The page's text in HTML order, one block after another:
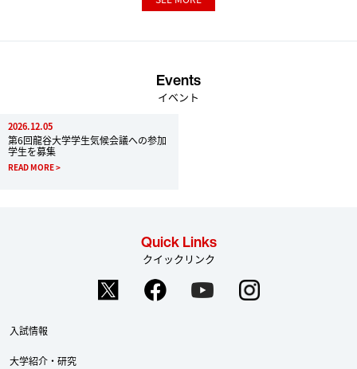
Events
イベント
2026.12.05
第6回龍谷大学学生気候会議への参加
学生を募集
READ MORE
Quick Links
クイックリンク
入試情報
大学紹介・研究